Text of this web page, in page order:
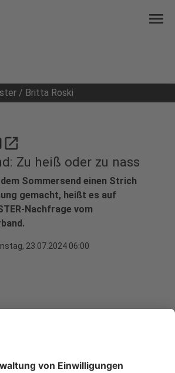
menu
/ Britta Roski
open_in_new
Zu heiß oder zu nass
Sommersend einen Strich
gemacht, heißt es auf
Nachfrage vom
23.07.2024 06:00
ist verflogen, der
ruhig geworden. Am
ist der Send auf dem
zu Ende gegangen. So richtig